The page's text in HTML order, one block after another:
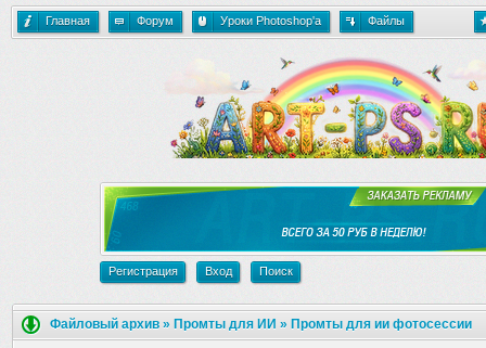
Главная Форум Уроки Photoshop'a Файлы
Регистрация Вход Поиск
Файловый архив » Промты для ИИ » Промты для ии фотосессии